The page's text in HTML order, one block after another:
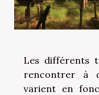
Les différents
rencontrer à
varient en